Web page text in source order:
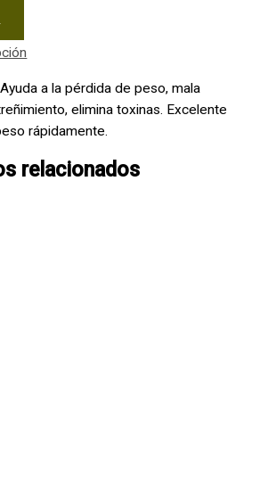
a la pérdida de peso, mala
elimina toxinas. Excelente
rápidamente.
relacionados